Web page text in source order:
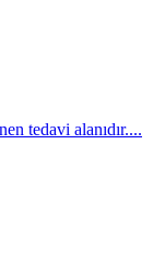
tedavi alanıdır....